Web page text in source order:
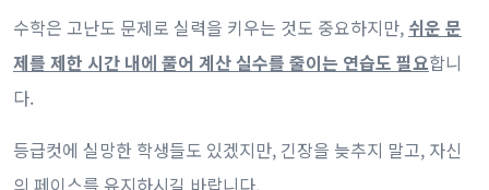
수학은 고난도 문제로 실력을 키우는 것도 중요하지만, 쉬운 문
제를 제한 시간 내에 풀어 계산 실수를 줄이는 연습도 필요합니
다.
등급컷에 실망한 학생들도 있겠지만, 긴장을 늦추지 말고, 자신